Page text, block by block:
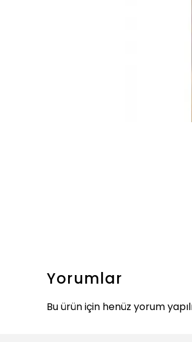
Yorumlar
Bu ürün için henüz yorum